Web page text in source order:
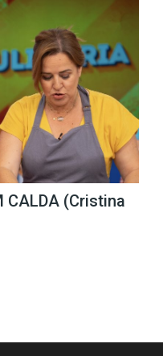
CALDA (Cristina